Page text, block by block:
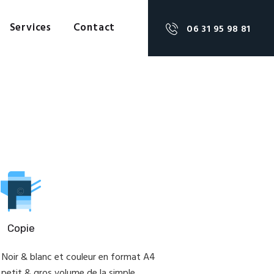
Services Contact 06 31 95 98 81
Copie
& blanc et couleur en format A4